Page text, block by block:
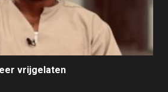
vrijgelaten